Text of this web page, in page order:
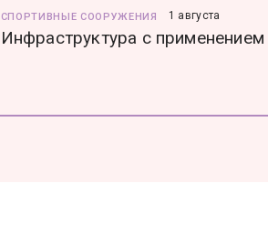
СПОРТИВНЫЕ СООРУЖЕНИЯ 1 августа
Инфраструктура с применением